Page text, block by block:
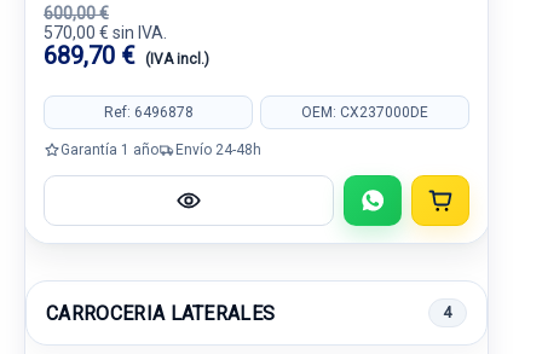
600,00 €
570,00 € sin IVA.
689,70 € (IVA incl.)
Ref: 6496878 OEM: CX237000DE
Garantía 1 año Envío 24-48h
CARROCERIA LATERALES 4